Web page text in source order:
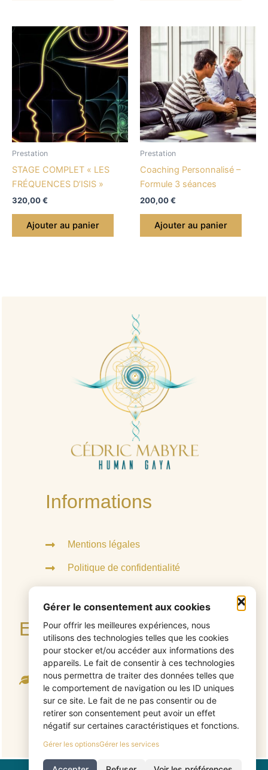
Gérer le consentement aux cookies
Pour offrir les meilleures expériences, nous
utilisons des technologies telles que les cookies
pour stocker et/ou accéder aux informations des
appareils. Le fait de consentir à ces technologies
nous permettra de traiter des données telles que
le comportement de navigation ou les ID uniques
sur ce site. Le fait de ne pas consentir ou de
retirer son consentement peut avoir un effet
négatif sur certaines caractéristiques et fonctions.
Gérer les optionsGérer les services
Prestation
STAGE COMPLET « LES
FRÉQUENCES D’ISIS »
320,00€
Ajouter au panier
Prestation
Coaching Personnalisé –
Formule 3 séances
200,00€
Ajouter au panier
Informations
Mentions légales
Politique de confidentialité
Engagement écologique
Ce site web a été conçu de manière à émettre le
moins de C02 possible
Pour connaitre l'empreinte carbone
de ce site, cliquez ici